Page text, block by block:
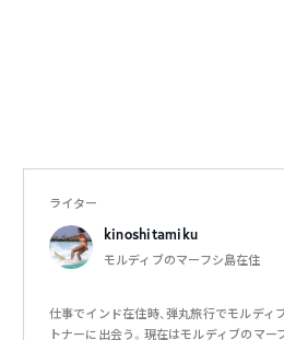
ライター
kinoshitamiku
モルディブのマーフシ島在住
仕事でインド在住時、弾丸旅行でモルディ
トナーに出会う。現在はモルディブのマ